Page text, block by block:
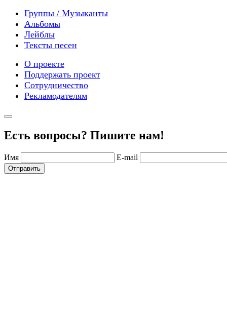
Группы / Музыканты
Альбомы
Лейблы
Тексты песен
О проекте
Поддержать проект
Сотрудничество
Рекламодателям
Есть вопросы? Пишите нам!
Имя E-mail